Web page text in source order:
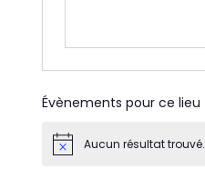
Évènements pour ce lieu
NoticeAucun résultat trouvé.